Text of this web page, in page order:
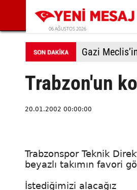
06 AĞUSTOS 2026
Trabzon'un
20.01.2002 00:00:00
Trabzonspor Teknik
beyazlı takımın favori
İstediğimizi alacağız